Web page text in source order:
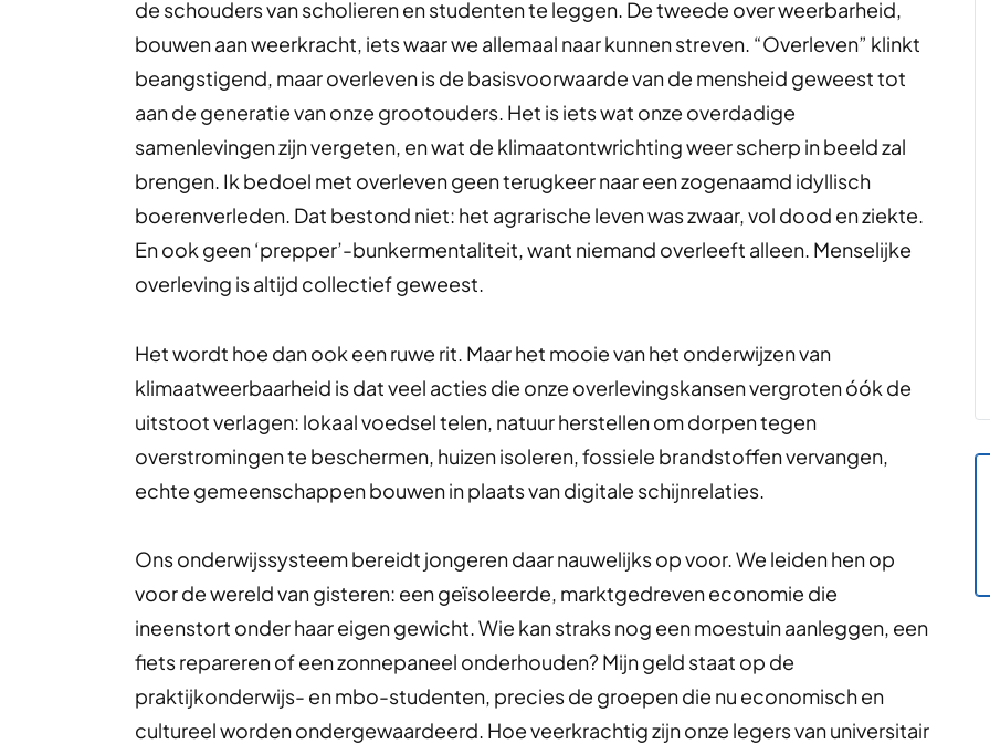
de schouders van scholieren en studenten te leggen. De tweede over weerbarheid,
bouwen aan weer­kracht, iets waar we allemaal naar kunnen streven. “Overleven” klinkt
beangstigend, maar overleven is de basisvoorwaarde van de mensheid geweest tot
aan de generatie van onze grootouders. Het is iets wat onze overdadige
samenlevingen zijn vergeten, en wat de klimaatontwrichting weer scherp in beeld zal
brengen. Ik bedoel met overleven geen terugkeer naar een zogenaamd idyllisch
boerenverleden. Dat bestond niet: het agrarische leven was zwaar, vol dood en ziekte.
En ook geen ‘prepper’-bunkermentaliteit, want niemand overleeft alleen. Menselijke
overleving is altijd collectief geweest.
Het wordt hoe dan ook een ruwe rit. Maar het mooie van het onderwijzen van
klimaatweerbaarheid is dat veel acties die onze overlevingskansen vergroten óók de
uitstoot verlagen: lokaal voedsel telen, natuur herstellen om dorpen tegen
overstromingen te beschermen, huizen isoleren, fossiele brandstoffen vervangen,
echte gemeenschappen bouwen in plaats van digitale schijnrelaties.
Ons onderwijssysteem bereidt jongeren daar nauwelijks op voor. We leiden hen op
voor de wereld van gisteren: een geïsoleerde, marktgedreven economie die
ineenstort onder haar eigen gewicht. Wie kan straks nog een moestuin aanleggen, een
fiets repareren of een zonnepaneel onderhouden? Mijn geld staat op de
praktijkonderwijs- en mbo-studenten, precies de groepen die nu economisch en
cultureel worden ondergewaardeerd. Hoe veerkrachtig zijn onze legers van universitair